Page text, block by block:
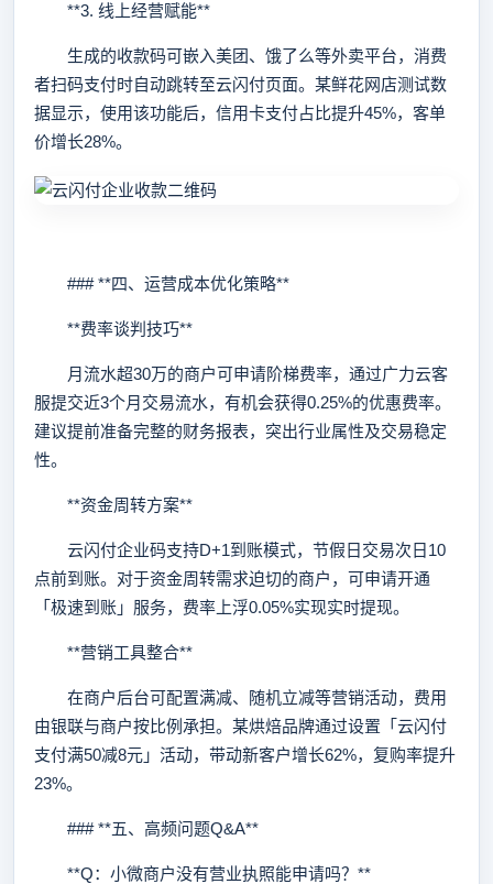
**3. 线上经营赋能**
生成的收款码可嵌入美团、饿了么等外卖平台，消费
者扫码支付时自动跳转至云闪付页面。某鲜花网店测试数
据显示，使用该功能后，信用卡支付占比提升45%，客单
价增长28%。
### **四、运营成本优化策略**
**费率谈判技巧**
月流水超30万的商户可申请阶梯费率，通过广力云客
服提交近3个月交易流水，有机会获得0.25%的优惠费率。
建议提前准备完整的财务报表，突出行业属性及交易稳定
性。
**资金周转方案**
云闪付企业码支持D+1到账模式，节假日交易次日10
点前到账。对于资金周转需求迫切的商户，可申请开通
「极速到账」服务，费率上浮0.05%实现实时提现。
**营销工具整合**
在商户后台可配置满减、随机立减等营销活动，费用
由银联与商户按比例承担。某烘焙品牌通过设置「云闪付
支付满50减8元」活动，带动新客户增长62%，复购率提升
23%。
### **五、高频问题Q&A**
**Q：小微商户没有营业执照能申请吗？**